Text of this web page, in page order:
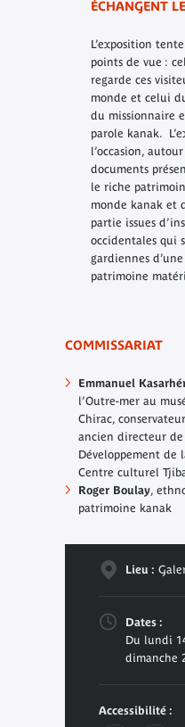
ÉCHANGENT
L’exposition
points de vue :
regarde ces
monde et celui
du missionnaire
parole kanak.
l’occasion,
documents
le riche
monde kanak et
partie issues
occidentales qui
gardiennes
patrimoine
COMMISSARIAT
Emmanuel
l’Outre-mer au
Chirac,
ancien directeur de
Développement de
Centre culturel
Roger Boulay,
patrimoine kanak
Lieu :
Dates :
Du lundi
dimanche
Accessibilité :